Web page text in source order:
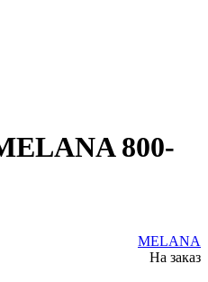
800-
MELANA
На заказ